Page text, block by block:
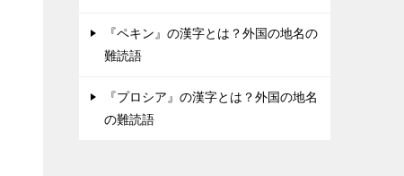
『ペキン』の漢字とは？外国の地名の
難読語
『プロシア』の漢字とは？外国の地名
の難読語